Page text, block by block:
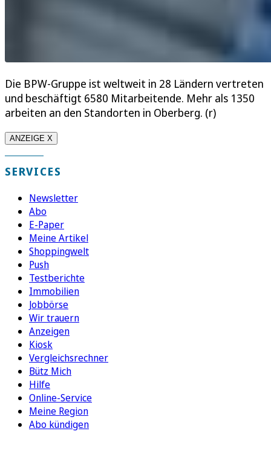
Die BPW-Gruppe ist weltweit in 28 Ländern vertreten
und beschäftigt 6580 Mitarbeitende. Mehr als 1350
arbeiten an den Standorten in Oberberg. (r)
ANZEIGE X
SERVICES
Newsletter
Abo
E-Paper
Meine Artikel
Shoppingwelt
Push
Testberichte
Immobilien
Jobbörse
Wir trauern
Anzeigen
Kiosk
Vergleichsrechner
Bütz Mich
Hilfe
Online-Service
Meine Region
Abo kündigen